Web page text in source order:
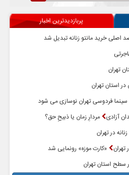
پربازدیدترین اخبار
اصلی خرید مانتو زنانه تبدیل شد
استان تهران
سینما فردوسی تهران نوسازی می شود
آزادی مردارِ زمان یا ذبیحِ حق؟
در تهران
«کارت موزه» رونمایی شد